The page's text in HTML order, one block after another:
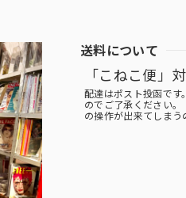
送料について
「こねこ便」
配達はポスト投函です
のでご了承ください
の操作が出来てしまう